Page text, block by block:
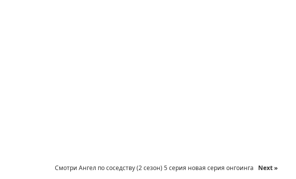
Смотри Ангел по соседству (2 сезон) 5 серия новая серия онгоинга Next »